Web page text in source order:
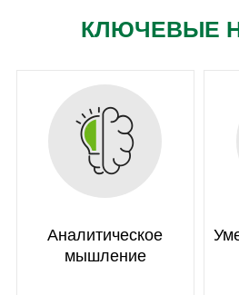
КЛЮЧЕВЫЕ
Аналитическое
мышление